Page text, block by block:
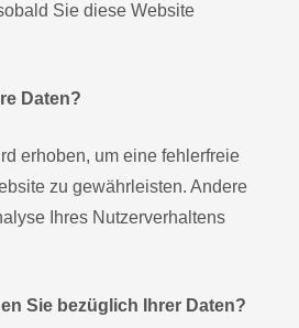
Sie diese Website
Daten?
erhoben, um eine fehlerfreie
zu gewährleisten. Andere
Ihres Nutzerverhaltens
Sie bezüglich Ihrer Daten?